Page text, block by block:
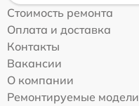
Стоимость ремонта
Оплата и доставка
Контакты
Вакансии
О компании
Ремонтируемые модели